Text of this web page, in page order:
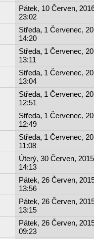
Pátek, 10 Červen,
23:02
Středa, 1 Červenec,
14:20
Středa, 1 Červenec,
13:11
Středa, 1 Červenec,
13:04
Středa, 1 Červenec,
12:51
Středa, 1 Červenec,
12:49
Středa, 1 Červenec,
11:08
Úterý, 30 Červen,
14:13
Pátek, 26 Červen,
13:56
Pátek, 26 Červen,
13:15
Pátek, 26 Červen,
09:23